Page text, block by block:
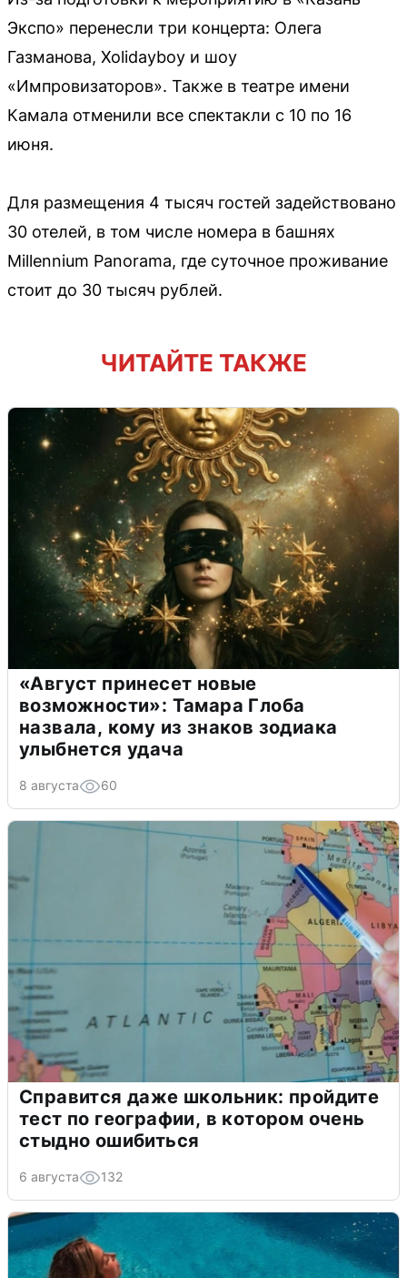
Экспо» перенесли три концерта: Олега
Газманова, Xolidayboy и шоу
«Импровизаторов». Также в театре имени
Камала отменили все спектакли с 10 по 16
июня.
Для размещения 4 тысяч гостей задействовано
30 отелей, в том числе номера в башнях
Millennium Panorama, где суточное проживание
стоит до 30 тысяч рублей.
ЧИТАЙТЕ ТАКЖЕ
«Август принесет новые
возможности»: Тамара Глоба
назвала, кому из знаков зодиака
улыбнется удача
8 августа 60
Справится даже школьник: пройдите
тест по географии, в котором очень
стыдно ошибиться
6 августа 132